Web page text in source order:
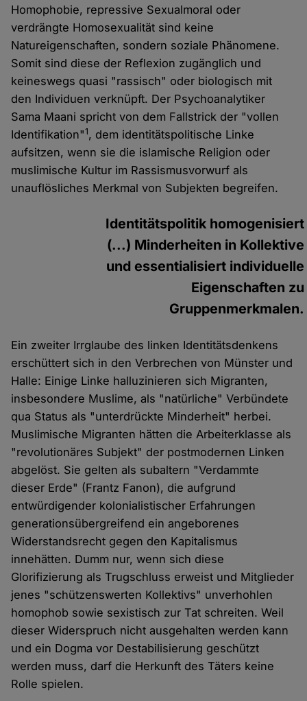
Homophobie, repressive Sexualmoral oder
verdrängte Homosexualität sind keine
Natureigenschaften, sondern soziale Phänomene.
Somit sind diese der Reflexion zugänglich und
keineswegs quasi "rassisch" oder biologisch mit
den Individuen verknüpft. Der Psychoanalytiker
Sama Maani spricht von dem Fallstrick der "vollen
Identifikation"1, dem identitätspolitische Linke
aufsitzen, wenn sie die islamische Religion oder
muslimische Kultur im Rassismusvorwurf als
unauflösliches Merkmal von Subjekten begreifen.
Identitätspolitik homogenisiert
(...) Minderheiten in Kollektive
und essentialisiert individuelle
Eigenschaften zu
Gruppenmerkmalen.
Ein zweiter Irrglaube des linken Identitätsdenkens
erschüttert sich in den Verbrechen von Münster und
Halle: Einige Linke halluzinieren sich Migranten,
insbesondere Muslime, als "natürliche" Verbündete
qua Status als "unterdrückte Minderheit" herbei.
Muslimische Migranten hätten die Arbeiterklasse als
"revolutionäres Subjekt" der postmodernen Linken
abgelöst. Sie gelten als subaltern "Verdammte
dieser Erde" (Frantz Fanon), die aufgrund
entwürdigender kolonialistischer Erfahrungen
generationsübergreifend ein angeborenes
Widerstandsrecht gegen den Kapitalismus
innehätten. Dumm nur, wenn sich diese
Glorifizierung als Trugschluss erweist und Mitglieder
jenes "schützenswerten Kollektivs" unverhohlen
homophob sowie sexistisch zur Tat schreiten. Weil
dieser Widerspruch nicht ausgehalten werden kann
und ein Dogma vor Destabilisierung geschützt
werden muss, darf die Herkunft des Täters keine
Rolle spielen.